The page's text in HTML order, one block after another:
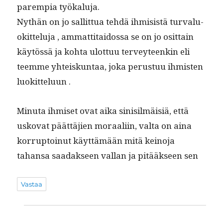
parem­pia työkaluja.
Nythän on jo sal­lit­tua tehdä ihmi­sistä tur­val­u­
okit­telu­ja , ammat­ti­tai­dos­sa se on jo osit­tain
käytössä ja koh­ta ulot­tuu ter­vey­teenkin eli
teemme yhteiskun­taa, joka perus­tuu ihmis­ten
luokitteluun .
Min­u­ta ihmiset ovat aika sin­isilmäisiä, että
usko­vat päät­täjien moraali­in, val­ta on aina
kor­rup­toin­ut käyt­tämään mitä keino­ja
tahansa saadak­seen val­lan ja pitääk­seen sen
Vastaa